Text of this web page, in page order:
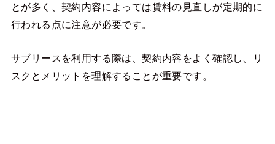
とが多く、契約内容によっては賃料の見直しが定期的に
行われる点に注意が必要です。
サブリースを利用する際は、契約内容をよく確認し、リ
スクとメリットを理解することが重要です。